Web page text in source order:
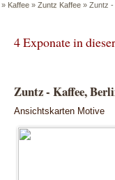
» Kaffee » Zuntz Kaffee » Zuntz -
4 Exponate in
Zuntz - Kaffee,
Ansichtskarten Motive